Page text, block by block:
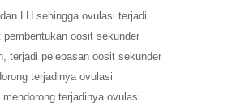
LH sehingga ovulasi terjadi
oosit sekunder
terjadi pelepasan oosit sekunder
terjadinya ovulasi
terjadinya ovulasi